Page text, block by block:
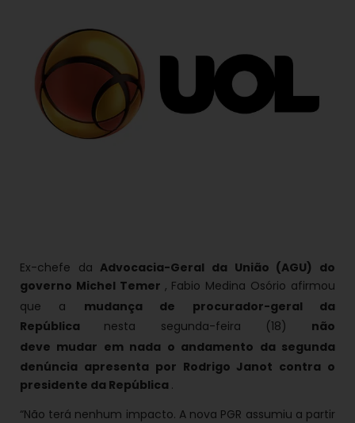
Ex-chefe daAdvocacia-Geral da União (AGU) do
governo Michel Temer , Fabio Medina Osório afirmou
que a mudança de procurador-geral da
República nesta segunda-feira (18) não
deve mudar em nada o andamento da segunda
denúncia apresenta por Rodrigo Janot contra o
presidente da República .
“Não terá nenhum impacto. A nova PGR assumiu a partir